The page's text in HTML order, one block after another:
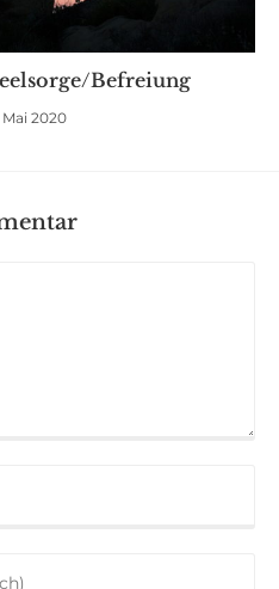
Befreiung
Mai 2020